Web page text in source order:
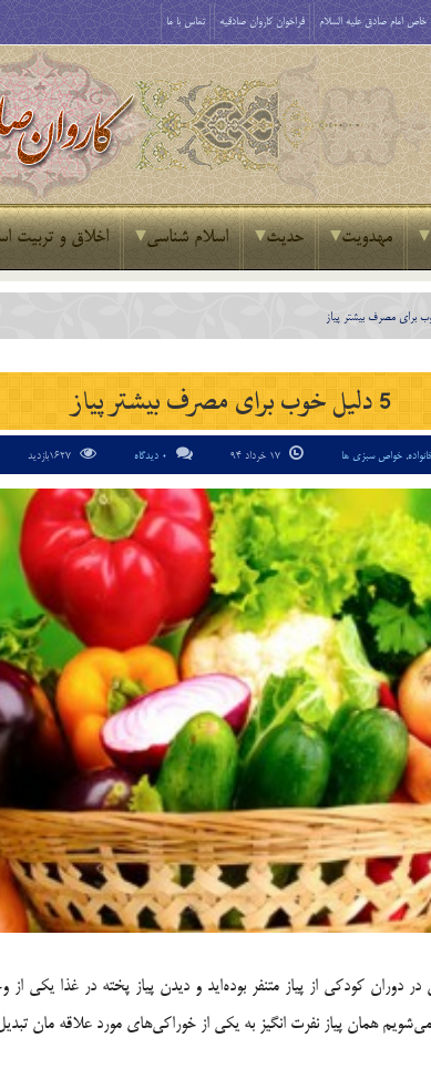
خاص امام صادق علیه السلام فراخوان کاروان صادقیه تماس با ما
مهدویت حدیث اسلام شناسی اخلاق و تربیت
5 دلیل خوب برای مصرف بیشتر پیاز
, خواص سبزی ها 0 دیدگاه
دوران کودکی از پیاز متنفر بوده‌اید و دیدن پیاز پخته در غذا یکی
همان پیاز نفرت انگیز به یکی از خوراکی‌های مورد علاقه مان